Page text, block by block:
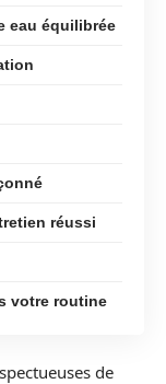
eau équilibrée
réussi
votre routine
de